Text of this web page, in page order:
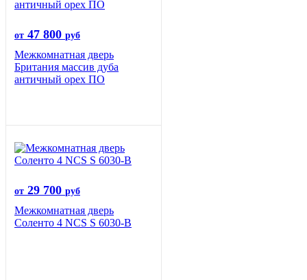
от 47 800 руб
Межкомнатная дверь
Британия массив дуба
античный орех ПО
от 29 700 руб
Межкомнатная дверь
Соленто 4 NCS S 6030-B